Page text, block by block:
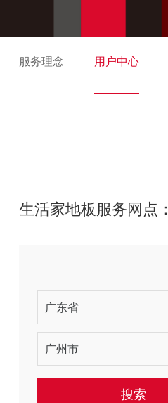
服务理念 用户中心
生活家地板服务网点：
搜索